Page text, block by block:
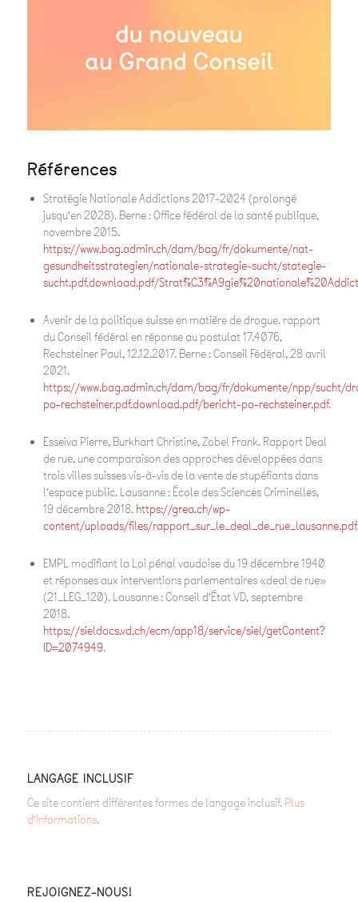
Références
Stratégie Nationale Addictions 2017-2024 (prolongé
jusqu’en 2028). Berne : Office fédéral de la santé publique,
novembre 2015.
https://www.bag.admin.ch/dam/bag/fr/dokumente/nat-
gesundheitsstrategien/nationale-strategie-sucht/stategie-
sucht.pdf.download.pdf/
Avenir de la politique suisse en matière de drogue. rapport
du Conseil fédéral en réponse au postulat 17.4076,
Rechsteiner Paul, 12.12.2017. Berne : Conseil Fédéral, 28 avril
2021.
https://www.bag.admin.ch/dam/bag/fr/dokumente/npp/sucht/
po-rechsteiner.pdf.download.pdf/bericht-po-rechsteiner.pdf.
Esseiva Pierre, Burkhart Christine, Zobel Frank.Rapport Deal
de rue, une comparaison des approches développées dans
trois villes suisses vis-à-vis de la vente de stupéfiants dans
l’espace public. Lausanne : École des Sciences Criminelles,
19 décembre 2018. https://grea.ch/wp-
content/uploads/files/rapport_sur_le_deal_de_rue_lausanne.pdf.
EMPL modifiant la Loi pénal vaudoise du 19 décembre 1940
et réponses aux interventions parlementaires «deal de rue»
(21_LEG_120). Lausanne : Conseil d’État VD, septembre
2018.
https://sieldocs.vd.ch/ecm/app18/service/siel/getContent?
ID=2074949.
LANGAGE INCLUSIF
Ce site contient différentes formes de langage inclusif. Plus
d’informations.
REJOIGNEZ-NOUS!